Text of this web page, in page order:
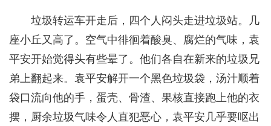
垃圾转运车开走后，四个人闷头走进垃圾站。几
座小丘又高了。空气中徘徊着酸臭、腐烂的气味，袁
平安开始觉得头有些晕了。他们各自在新来的垃圾兄
弟上翻起来。袁平安解开一个黑色垃圾袋，汤汁顺着
袋口流向他的手，蛋壳、骨渣、果核直接跑上他的衣
摆，厨余垃圾气味令人直犯恶心，袁平安几乎要呕出